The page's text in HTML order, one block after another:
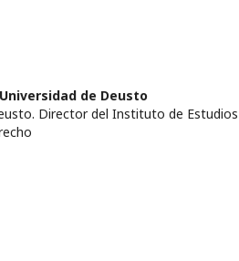
Universidad de Deusto
Director del Instituto de Estudios